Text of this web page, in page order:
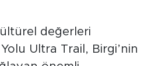
değerleri
Ultra Trail, Birgi’nin